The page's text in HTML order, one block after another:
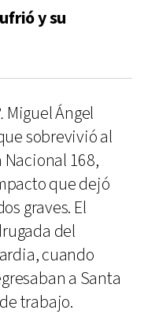
y su
Miguel Ángel
sobrevivió al
168,
que dejó
graves. El
del
cuando
a Santa
trabajo.